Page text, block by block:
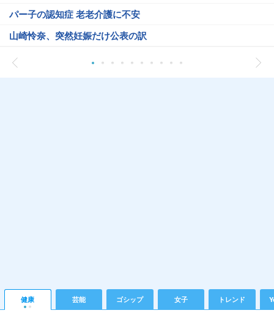
パー子の認知症 老老介護に不安
山崎怜奈、突然妊娠だけ公表の訳
健康 芸能 ゴシップ 女子 トレンド